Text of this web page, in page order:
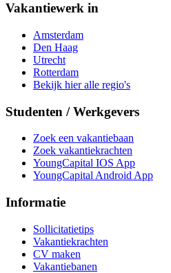
Vakantiewerk in
Amsterdam
Den Haag
Utrecht
Rotterdam
Bekijk hier alle regio's
Studenten / Werkgevers
Zoek een vakantiebaan
Zoek vakantiekrachten
YoungCapital IOS App
YoungCapital Android App
Informatie
Sollicitatietips
Vakantiekrachten
CV maken
Vakantiebanen